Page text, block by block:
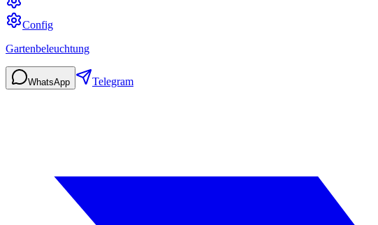
Config
Gartenbeleuchtung
WhatsApp Telegram